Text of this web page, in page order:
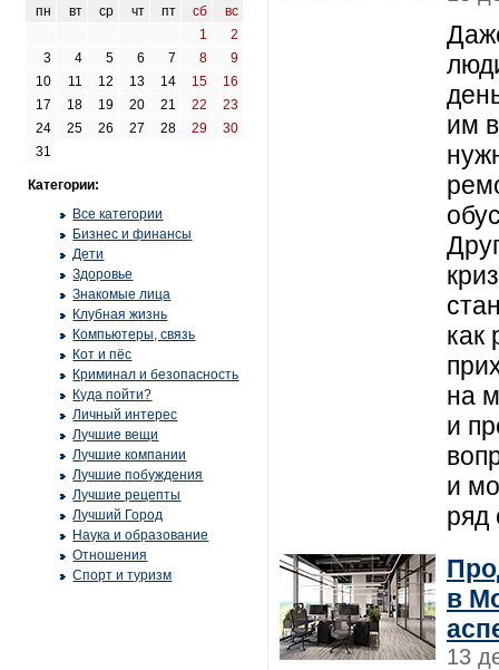
пн
вт ср чт пт сб
вс
1
2
3
4 5 6 7 8
9
10
11 12 13 14 15
16
17
18 19 20 21 22
23
24
25 26 27 28 29
30
31
Категории:
Все категории
Бизнес и финансы
Дети
Здоровье
Знакомые лица
Клубная жизнь
Компьютеры, связь
Кот и пёс
Криминал и безопасность
Куда пойти?
Личный интерес
Лучшие вещи
Лучшие компании
Лучшие побуждения
Лучшие рецепты
Лучший Город
Наука и образование
Отношения
Спорт и туризм
им
как
на
и
и
ряд
в
13